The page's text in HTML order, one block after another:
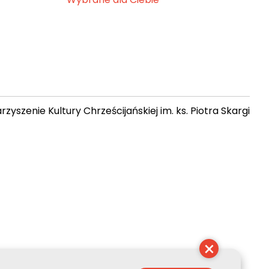
Kultury Chrześcijańskiej im. ks. Piotra Skargi
×